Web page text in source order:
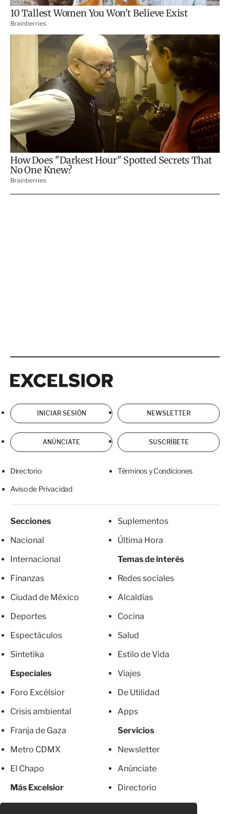
INICIAR SESIÓN NEWSLETTER
ANÚNCIATE SUSCRÍBETE
Directorio Términos y Condiciones
Aviso de Privacidad
Secciones
Nacional
Internacional
Finanzas
Ciudad de México
Deportes
Espectáculos
Sintetika
Especiales
Foro Excélsior
Crisis ambiental
Franja de Gaza
Metro CDMX
El Chapo
Más Excelsior
Suplementos
Última Hora
Temas de interés
Redes sociales
Alcaldías
Cocina
Salud
Estilo de Vida
Viajes
De Utilidad
Apps
Servicios
Newsletter
Anúnciate
Directorio